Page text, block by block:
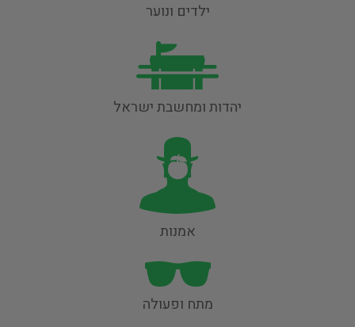
ילדים ונוער
יהדות ומחשבת ישראל
אמנות
מתח ופעולה